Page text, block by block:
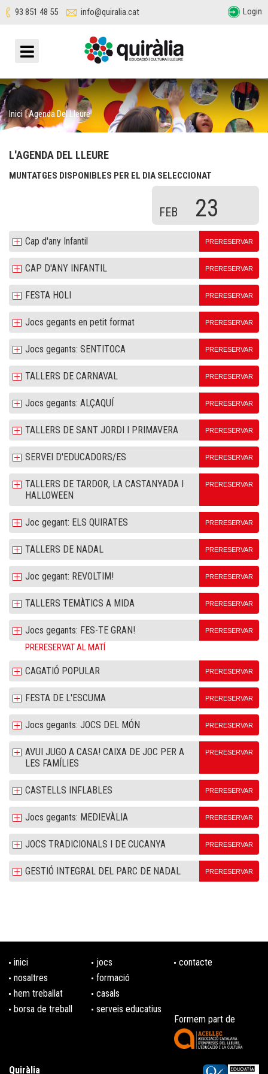
93 851 48 55 info@quiralia.cat Login
Inici|Agenda Del Lleure
L'AGENDA DEL LLEURE
MUNTATGES DISPONIBLES PER EL DIA SELECCIONAT
FEB 23
Cap d'any Infantil PRERESERVAR
CAP D'ANY INFANTIL PRERESERVAR
FESTA HOLI PRERESERVAR
Jocs gegants en petit format PRERESERVAR
Jocs gegants: SENTITOCA PRERESERVAR
TALLERS DE CARNAVAL PRERESERVAR
Jocs gegants: ALÇAQUÍ PRERESERVAR
TALLERS DE SANT JORDI I PRIMAVERA PRERESERVAR
SERVEI D'EDUCADORS/ES PRERESERVAR
TALLERS DE TARDOR, LA CASTANYADA I
HALLOWEEN
PRERESERVAR
Joc gegant: ELS QUIRATES PRERESERVAR
TALLERS DE NADAL PRERESERVAR
Joc gegant: REVOLTIM! PRERESERVAR
TALLERS TEMÀTICS A MIDA PRERESERVAR
Jocs gegants: FES-TE GRAN! PRERESERVAR
PRERESERVAT AL MATÍ
CAGATIÓ POPULAR PRERESERVAR
FESTA DE L'ESCUMA PRERESERVAR
Jocs gegants: JOCS DEL MÓN PRERESERVAR
AVUI JUGO A CASA! CAIXA DE JOC PER A
LES FAMÍLIES
PRERESERVAR
CASTELLS INFLABLES PRERESERVAR
Jocs gegants: MEDIEVÀLIA PRERESERVAR
JOCS TRADICIONALS I DE CUCANYA PRERESERVAR
GESTIÓ INTEGRAL DEL PARC DE NADAL PRERESERVAR
inici
nosaltres
hem treballat
borsa de treball
jocs
formació
casals
serveis educatius
contacte
Formem part de
Quiràlia